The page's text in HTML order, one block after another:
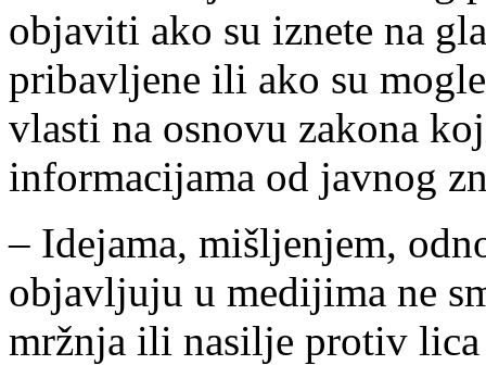
objaviti ako su iznete na
pribavljene ili ako su
vlasti na osnovu zakona
informacijama od javnog
– Idejama, mišljenjem,
objavljuju u medijima ne
mržnja ili nasilje protiv